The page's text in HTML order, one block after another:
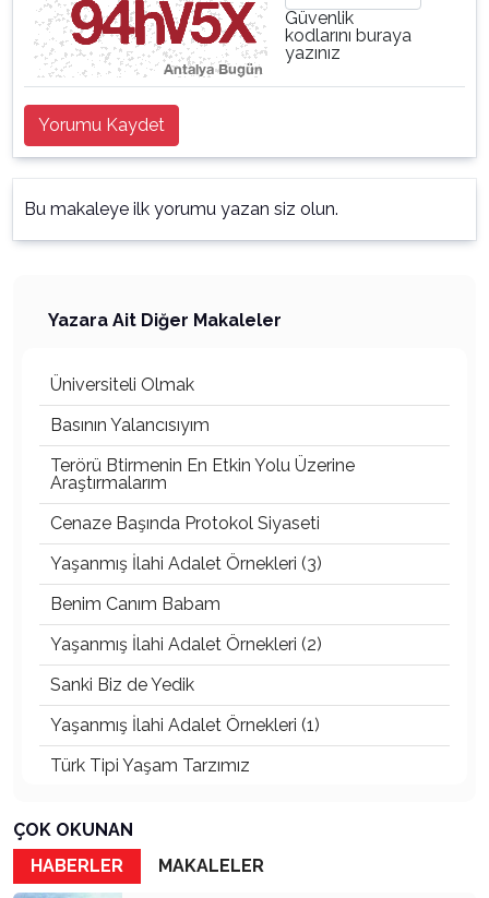
Güvenlik
kodlarını buraya
yazınız
Yorumu Kaydet
Bu makaleye ilk yorumu yazan siz olun.
Yazara Ait Diğer Makaleler
Üniversiteli Olmak
Basının Yalancısıyım
Terörü Btirmenin En Etkin Yolu Üzerine
Araştırmalarım
Cenaze Başında Protokol Siyaseti
Yaşanmış İlahi Adalet Örnekleri (3)
Benim Canım Babam
Yaşanmış İlahi Adalet Örnekleri (2)
Sanki Biz de Yedik
Yaşanmış İlahi Adalet Örnekleri (1)
Türk Tipi Yaşam Tarzımız
Katil Ağaçlar
Keşke Herkes Sevdiği ve İyi Bildiği İşi Yapsa
ÇOK OKUNAN
HABERLER
MAKALELER